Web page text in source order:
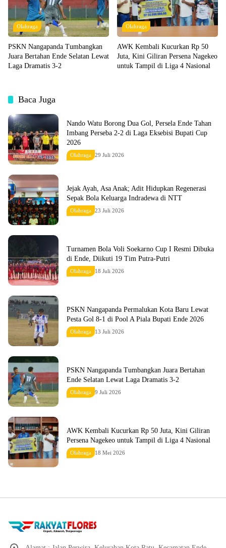
Olahraga
PSKN Nangapanda Tumbangkan
Juara Bertahan Ende Selatan Lewat
Laga Dramatis 3-2
Olahraga
AWK Kembali Kucurkan Rp 50
Juta, Kini Giliran Persena Nagekeo
untuk Tampil di Liga 4 Nasional
Baca Juga
Nando Watu Borong Dua Gol, Persela Ende Tahan
Imbang Perseba 2-2 di Laga Eksebisi Bupati Cup
2026
Olahraga 29 Juli 2026
Jejak Ayah, Asa Anak; Adit Hidupkan Regenerasi
Sepak Bola Keluarga Indradewa di NTT
Olahraga 23 Juli 2026
Turnamen Bola Voli Soekarno Cup I Resmi Dibuka
di Ende, Diikuti 19 Tim Putra-Putri
Olahraga 18 Juli 2026
PSKN Nangapanda Permalukan Kota Baru Lewat
Pesta Gol 8-1 di Pool A Piala Bupati Ende 2026
Olahraga 13 Juli 2026
PSKN Nangapanda Tumbangkan Juara Bertahan
Ende Selatan Lewat Laga Dramatis 3-2
Olahraga 9 Juli 2026
AWK Kembali Kucurkan Rp 50 Juta, Kini Giliran
Persena Nagekeo untuk Tampil di Liga 4 Nasional
Olahraga 18 Mei 2026